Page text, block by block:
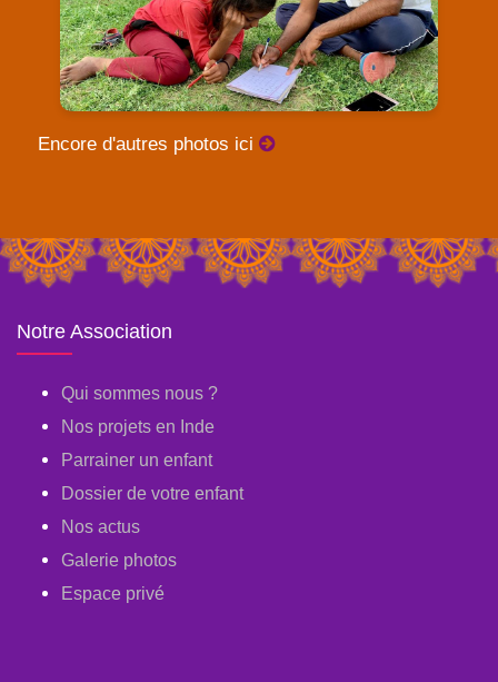
Encore d'autres photos ici
Notre Association
Qui sommes nous ?
Nos projets en Inde
Parrainer un enfant
Dossier de votre enfant
Nos actus
Galerie photos
Espace privé